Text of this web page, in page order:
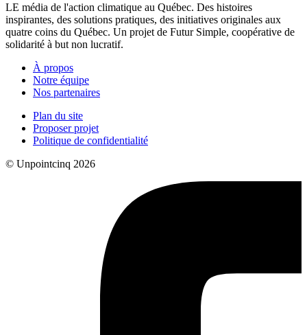
LE média de l'action climatique au Québec. Des histoires
inspirantes, des solutions pratiques, des initiatives originales aux
quatre coins du Québec. Un projet de Futur Simple, coopérative de
solidarité à but non lucratif.
À propos
Notre équipe
Nos partenaires
Plan du site
Proposer projet
Politique de confidentialité
© Unpointcinq 2026